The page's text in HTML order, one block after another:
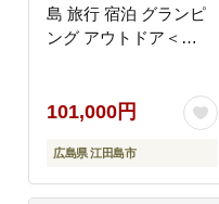
島 旅行 宿泊 グランピ
ング アウトドア＜
101,000円
広島県 江田島市